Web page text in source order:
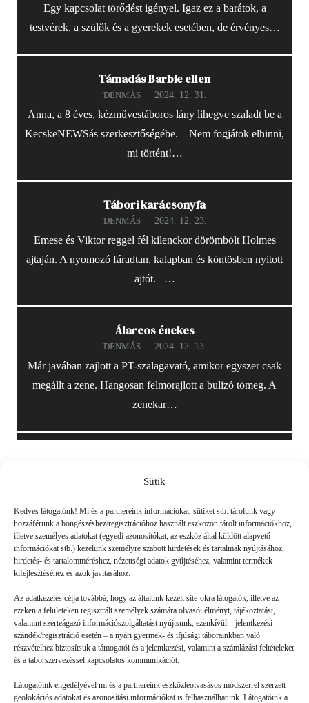
Sütik
Kedves látogatónk! Mi és a partnereink információkat, sütiket stb. tárolunk vagy
hozzáférünk a böngészéshez/regisztrációhoz használt eszközön tárolt információkhoz,
illetve személyes adatokat (egyedi azonosítókat, az eszköz által küldött alapvető
információkat stb.) kezelünk személyre szabott hirdetések és tartalmak nyújtásához,
hirdetés- és tartalomméréshez, nézettségi adatok gyűjtéséhez, valamint termékek
kifejlesztéséhez és azok javításához.
Az adatkezelés célja továbbá, hogy az általunk kezelt site-okra látogatók, illetve az
ezeken a felületeken regisztrált személyek számára olvasói élményt, tájékoztatást,
valamint szerteágazó információszolgáltatást nyújtsunk, ezenkívül – jelentkezési
szándék/regisztráció esetén – a nyári gyermek- és ifjúsági táborainkban való
részvételhez biztosítsuk a támogatói és a jelentkezési, valamint a számlázási feltételeket
és a táborszervezéssel kapcsolatos kommunikációt.
Látogatóink engedélyével mi és a partnereink eszközleolvasásos módszerrel szerzett
geolokációs adatokat és azonosítási információkat is felhasználhatunk. Látogatóink a
Egy kapcsolat törődést igényel. Igaz ez a barátok, a
testvérek, a szülők és a gyerekek esetében, de érvényes…
Támadás Barbie ellen
'DENMÁS 2024. 12. 31.
Anna, a 8 éves, kézművestáboros lány lihegve szaladt be a
KecskeNEWSás szerkesztőségébe. – Nem fogjátok elhinni,
mi történt!…
Tábori karácsonyfa
'DENMÁS 2024. 12. 23.
Emese és Viktor reggel fél kilenckor dörömbölt Holmes
ajtaján. A nyomozó fáradtan, kalapban és köntösben nyitott
ajtót. –…
Álarcos énekes
'DENMÁS 2024. 12. 13.
Már javában zajlott a PT-szalagavató, amikor egyszer csak
megállt a zene. Hangosan felmorajlott a bulizó tömeg. A
zenekar…
Friss